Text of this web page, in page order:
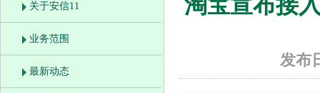
关于安信11
业务范围
最新动态
淘宝宣布接
发布